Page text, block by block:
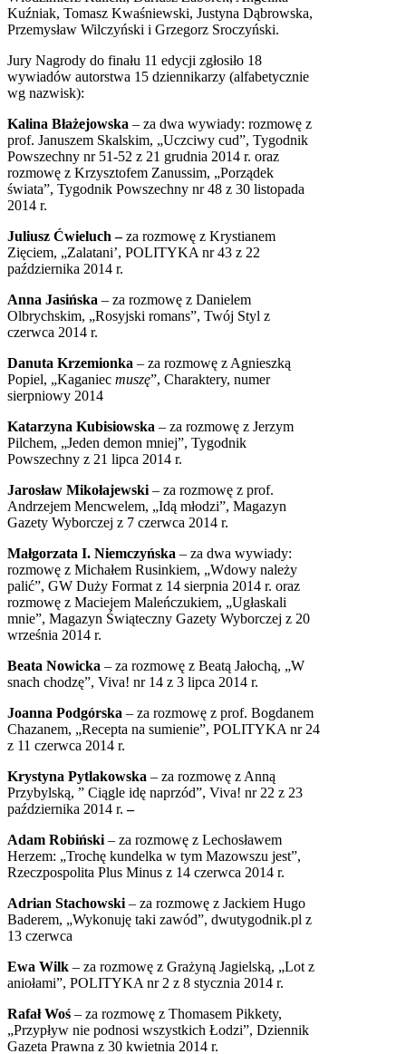
Kuźniak, Tomasz Kwaśniewski, Justyna Dąbrowska,
Przemysław Wilczyński i Grzegorz Sroczyński.
Jury Nagrody do finału 11 edycji zgłosiło 18
wywiadów autorstwa 15 dziennikarzy (alfabetycznie
wg nazwisk):
Kalina Błażejowska – za dwa wywiady: rozmowę z
prof. Januszem Skalskim, „Uczciwy cud”, Tygodnik
Powszechny nr 51-52 z 21 grudnia 2014 r. oraz
rozmowę z Krzysztofem Zanussim, „Porządek
świata”, Tygodnik Powszechny nr 48 z 30 listopada
2014 r.
Juliusz Ćwieluch –za rozmowę z Krystianem
Zięciem, „Zalatani’, POLITYKA nr 43 z 22
października 2014 r.
Anna Jasińska – za rozmowę z Danielem
Olbrychskim, „Rosyjski romans”, Twój Styl z
czerwca 2014 r.
Danuta Krzemionka – za rozmowę z Agnieszką
Popiel, „Kaganiec muszę”, Charaktery, numer
sierpniowy 2014
Katarzyna Kubisiowska – za rozmowę z Jerzym
Pilchem, „Jeden demon mniej”, Tygodnik
Powszechny z 21 lipca 2014 r.
Jarosław Mikołajewski – za rozmowę z prof.
Andrzejem Mencwelem, „Idą młodzi”, Magazyn
Gazety Wyborczej z 7 czerwca 2014 r.
Małgorzata I. Niemczyńska – za dwa wywiady:
rozmowę z Michałem Rusinkiem, „Wdowy należy
palić”, GW Duży Format z 14 sierpnia 2014 r. oraz
rozmowę z Maciejem Maleńczukiem, „Ugłaskali
mnie”, Magazyn Świąteczny Gazety Wyborczej z 20
września 2014 r.
Beata Nowicka – za rozmowę z Beatą Jałochą, „W
snach chodzę”, Viva! nr 14 z 3 lipca 2014 r.
Joanna Podgórska – za rozmowę z prof. Bogdanem
Chazanem, „Recepta na sumienie”, POLITYKA nr 24
z 11 czerwca 2014 r.
Krystyna Pytlakowska – za rozmowę z Anną
Przybylską, ” Ciągle idę naprzód”, Viva! nr 22 z 23
października 2014 r.–
Adam Robiński – za rozmowę z Lechosławem
Herzem: „Trochę kundelka w tym Mazowszu jest”,
Rzeczpospolita Plus Minus z 14 czerwca 2014 r.
Adrian Stachowski – za rozmowę z Jackiem Hugo
Baderem, „Wykonuję taki zawód”, dwutygodnik.pl z
13 czerwca
Ewa Wilk – za rozmowę z Grażyną Jagielską, „Lot z
aniołami”, POLITYKA nr 2 z 8 stycznia 2014 r.
Rafał Woś – za rozmowę z Thomasem Pikkety,
„Przypływ nie podnosi wszystkich Łodzi”, Dziennik
Gazeta Prawna z 30 kwietnia 2014 r.